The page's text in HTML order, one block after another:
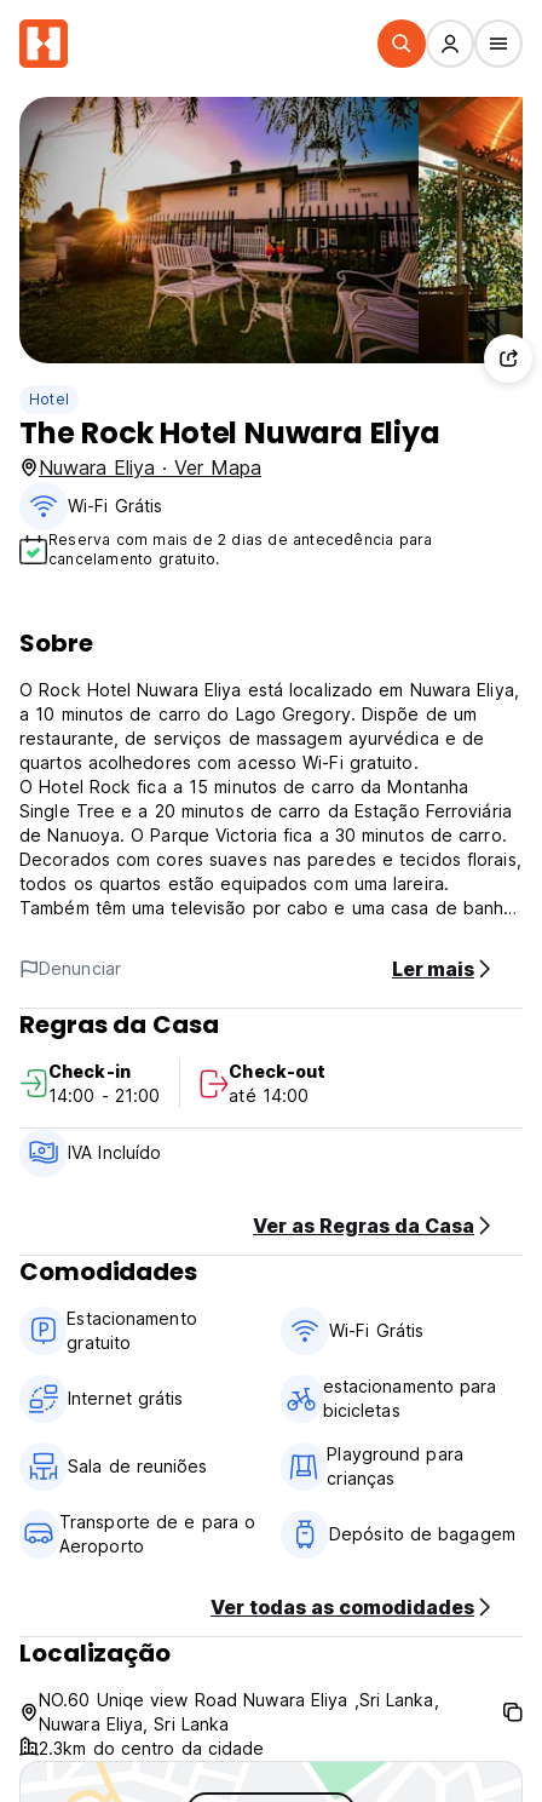
Hotel
The Rock Hotel Nuwara Eliya
Nuwara Eliya · Ver Mapa
Wi-Fi Grátis
Reserva com mais de 2 dias de antecedência para
cancelamento gratuito.
Sobre
O Rock Hotel Nuwara Eliya está localizado em Nuwara Eliya,
a 10 minutos de carro do Lago Gregory. Dispõe de um
restaurante, de serviços de massagem ayurvédica e de
quartos acolhedores com acesso Wi-Fi gratuito.
O Hotel Rock fica a 15 minutos de carro da Montanha
Single Tree e a 20 minutos de carro da Estação Ferroviária
de Nanuoya. O Parque Victoria fica a 30 minutos de carro.
Decorados com cores suaves nas paredes e tecidos florais,
todos os quartos estão equipados com uma lareira.
Também têm uma televisão por cabo e uma casa de banho
As opções recreativas incluem cantar no salão de karaoke
ou jogar uma partida de xadrez e dardos. As comodidades
para reuniões e banquetes estão disponíveis para reuniões
de negócios e sociais.
Política de cancelamento: 1 dia antes da chegada. Em caso
de cancelamento tardio ou de não comparência, ser-lhe-á
cobrada a primeira noite da sua estadia.
Check-in das 14:00 às 21:00.
Não há toque de recolher.
from original language)
Denunciar Ler mais
Regras da Casa
Check-in
14:00 - 21:00
Check-out
até 14:00
IVA Incluído
Ver as Regras da Casa
Comodidades
Estacionamento
gratuito
Wi-Fi Grátis
Internet grátis
estacionamento para
bicicletas
Sala de reuniões
Playground para
crianças
Transporte de e para o
Aeroporto
Depósito de bagagem
Ver todas as comodidades
Localização
NO.60 Uniqe view Road Nuwara Eliya ,Sri Lanka,
Nuwara Eliya, Sri Lanka
2.3km do centro da cidade